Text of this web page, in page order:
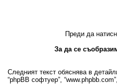
Преди да
За да се
Следният текст обяснява в
“phpBB софтуер”,